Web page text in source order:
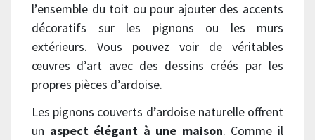
l’ensemble du toit ou pour ajouter des accents
décoratifs sur les pignons ou les murs
extérieurs. Vous pouvez voir de véritables
œuvres d’art avec des dessins créés par les
propres pièces d’ardoise.
Les pignons couverts d’ardoise naturelle offrent
un aspect élégant à une maison. Comme il